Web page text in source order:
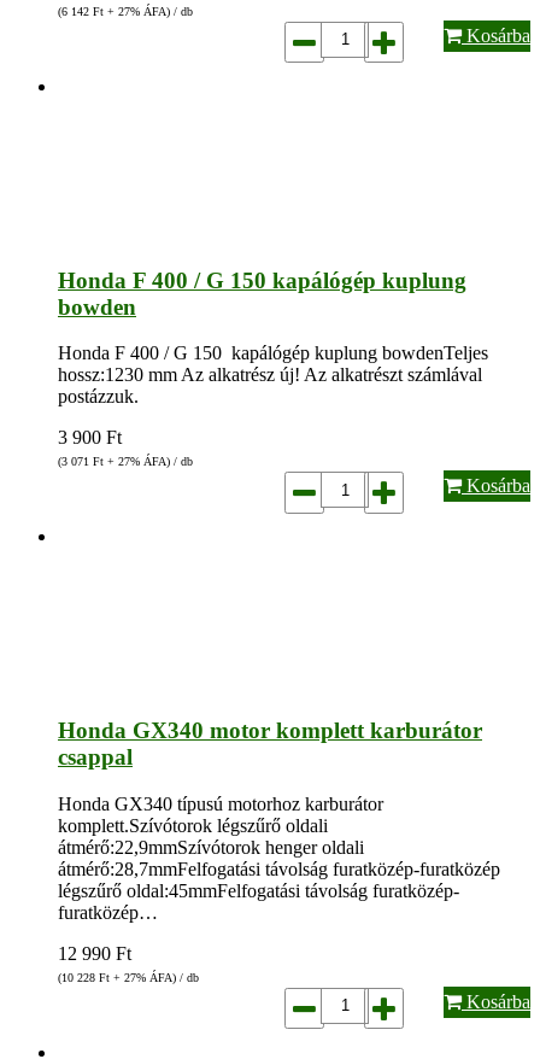
(6 142 Ft + 27% ÁFA) / db
Kosárba
Honda F 400 / G 150 kapálógép kuplung
bowden
Honda F 400 / G 150 kapálógép kuplung bowdenTeljes
hossz:1230 mm Az alkatrész új! Az alkatrészt számlával
postázzuk.
3 900 Ft
(3 071 Ft + 27% ÁFA) / db
Kosárba
Honda GX340 motor komplett karburátor
csappal
Honda GX340 típusú motorhoz karburátor
komplett.Szívótorok légszűrő oldali
átmérő:22,9mmSzívótorok henger oldali
átmérő:28,7mmFelfogatási távolság furatközép-furatközép
légszűrő oldal:45mmFelfogatási távolság furatközép-
furatközép…
12 990 Ft
(10 228 Ft + 27% ÁFA) / db
Kosárba